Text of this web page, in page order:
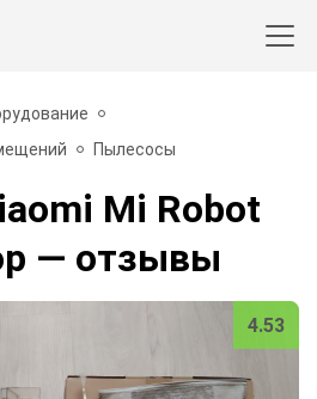
Пылесосы
Mi Robot
— отзывы
4.53